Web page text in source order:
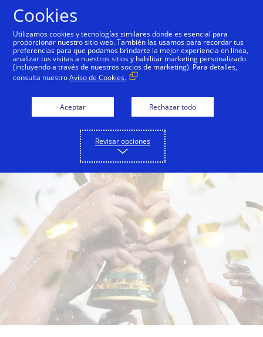
FIFA Partnership NFL Partnership
Cookies
Utilizamos cookies y tecnologías similares donde es esencial para
proporcionar nuestro sitio web. También las usamos para recordar tus
preferencias para que podamos brindarte la mejor experiencia en línea,
analizar tus visitas a nuestros sitios y habilitar marketing personalizado
(incluyendo a través de nuestros socios de marketing). Para detalles,
consulta nuestroAviso de Cookies.
Aceptar Rechazar todo
Revisar opciones